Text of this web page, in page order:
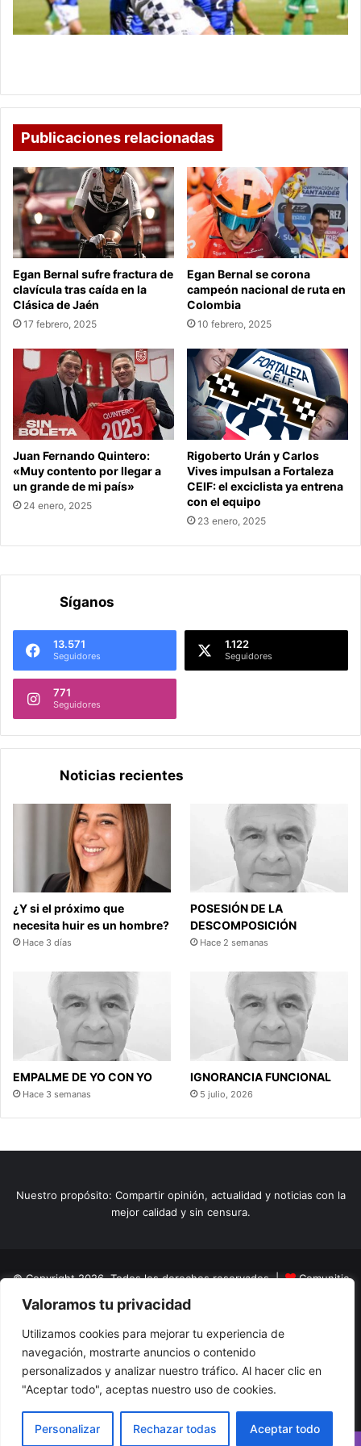
Valoramos tu privacidad
Utilizamos cookies para mejorar tu experiencia de
navegación, mostrarte anuncios o contenido
personalizados y analizar nuestro tráfico. Al hacer clic en
"Aceptar todo", aceptas nuestro uso de cookies.
Personalizar Rechazar todas Aceptar todo
remontada
en
Publicaciones relacionadas
Egan Bernal sufre fractura de
clavícula tras caída en la
Clásica de Jaén
17 febrero, 2025
Egan Bernal se corona
campeón nacional de ruta en
Colombia
10 febrero, 2025
Juan Fernando Quintero:
«Muy contento por llegar a
un grande de mi país»
24 enero, 2025
Rigoberto Urán y Carlos
Vives impulsan a Fortaleza
CEIF: el exciclista ya entrena
con el equipo
23 enero, 2025
Síganos
13.571
Seguidores
1.122
Seguidores
771
Seguidores
Noticias recientes
¿Y si el próximo que
necesita huir es un hombre?
Hace 3 días
POSESIÓN DE LA
DESCOMPOSICIÓN
Hace 2 semanas
EMPALME DE YO CON YO
Hace 3 semanas
IGNORANCIA FUNCIONAL
5 julio, 2026
Nuestro propósito: Compartir opinión, actualidad y noticias con la
mejor calidad y sin censura.
© Copyright 2026, Todos los derechos reservados |
Comunitic
SAS BICNit 901228106
Home
Actualidad Variedades Opinion Turismo
El Tinteadero
Caricaturas Reportajes
FacebookYouTubeInstagram